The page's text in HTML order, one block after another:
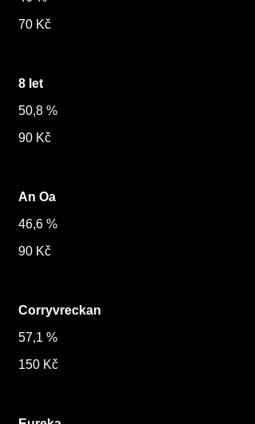
70 Kč
8 let
50,8 %
90 Kč
An Oa
46,6 %
90 Kč
Corryvreckan
57,1 %
150 Kč